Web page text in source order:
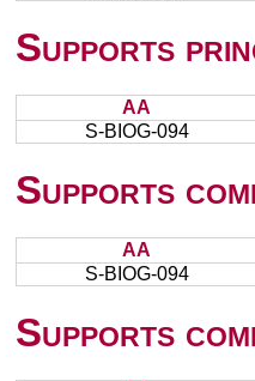
Supports
AA
S-BIOG-094
Supports
AA
S-BIOG-094
Supports